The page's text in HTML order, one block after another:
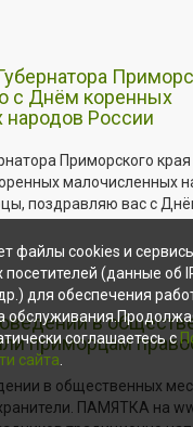
с Днём коренных
России
Приморского
малочисленных
поздравляю вас с
в
приморцам
в общественных
ПАМЯТКА на
файлы cookies и
посетителей (данные об
для обеспечения
соглашаетесь с
сайта